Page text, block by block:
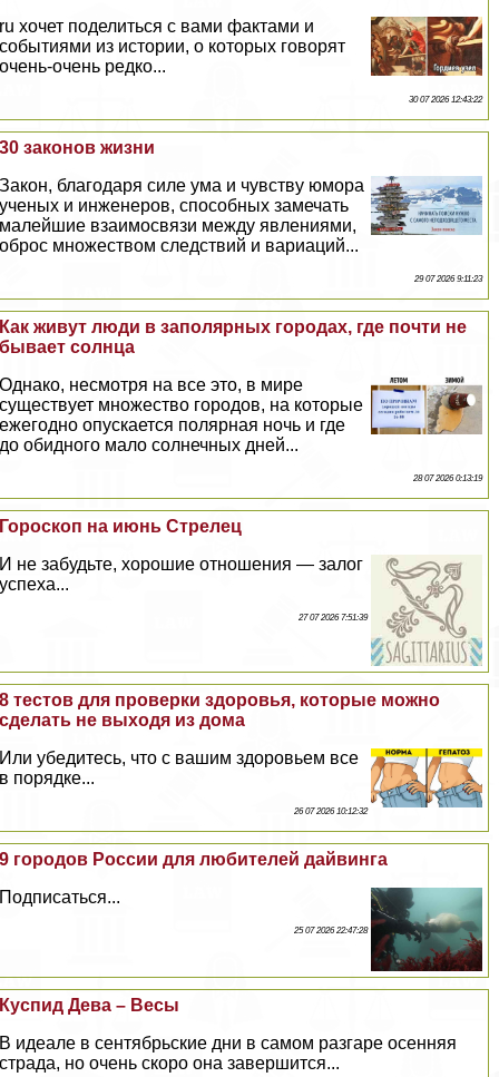
ru хочет поделиться с вами фактами и
событиями из истории, о которых говорят
очень-очень редко...
30 07 2026 12:43:22
30 законов жизни
Закон, благодаря силе ума и чувству юмора
ученых и инженеров, способных замечать
малейшие взаимосвязи между явлениями,
оброс множеством следствий и вариаций...
29 07 2026 9:11:23
Как живут люди в заполярных городах, где почти не
бывает солнца
Однако, несмотря на все это, в мире
существует множество городов, на которые
ежегодно опускается полярная ночь и где
до обидного мало солнечных дней...
28 07 2026 0:13:19
Гороскоп на июнь Стрелец
И не забудьте, хорошие отношения — залог
успеха...
27 07 2026 7:51:39
8 тестов для проверки здоровья, которые можно
сделать не выходя из дома
Или убедитесь, что с вашим здоровьем все
в порядке...
26 07 2026 10:12:32
9 городов России для любителей дайвинга
Подписаться...
25 07 2026 22:47:28
Куспид Дева – Весы
В идеале в сентябрьские дни в самом разгаре осенняя
страда, но очень скоро она завершится...